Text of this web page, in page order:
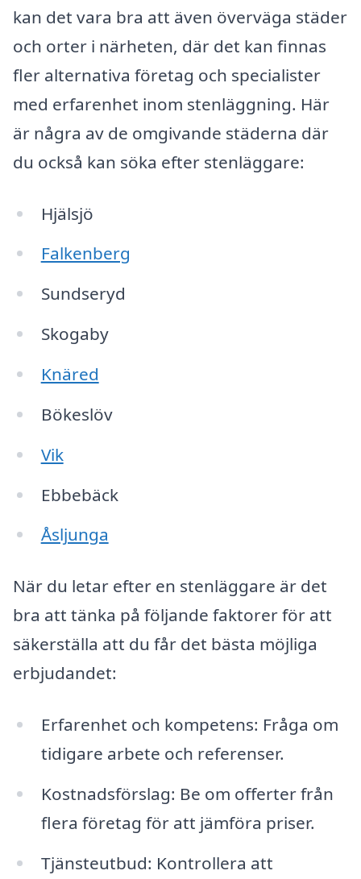
kan det vara bra att även överväga städer
och orter i närheten, där det kan finnas
fler alternativa företag och specialister
med erfarenhet inom stenläggning. Här
är några av de omgivande städerna där
du också kan söka efter stenläggare:
Hjälsjö
Falkenberg
Sundseryd
Skogaby
Knäred
Bökeslöv
Vik
Ebbebäck
Åsljunga
När du letar efter en stenläggare är det
bra att tänka på följande faktorer för att
säkerställa att du får det bästa möjliga
erbjudandet:
Erfarenhet och kompetens: Fråga om
tidigare arbete och referenser.
Kostnadsförslag: Be om offerter från
flera företag för att jämföra priser.
Tjänsteutbud: Kontrollera att